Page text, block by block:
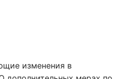
изменения в